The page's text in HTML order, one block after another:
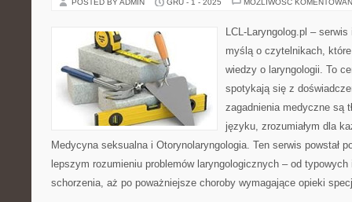
POSTED BY ADMIN GRU - 1 - 2025 MOŻLIWOŚĆ
LCL-Laryngolog.pl –
myślą o czytelnikach,
wiedzy o laryngologii. To
spotykają się z
zagadnienia medyczne są
języku, zrozumiałym dla
Medycyna seksualna i Otorynolaryngologia. Ten serwis powstał
lepszym rozumieniu problemów laryngologicznych – od typowych
schorzenia, aż po poważniejsze choroby wymagające opieki